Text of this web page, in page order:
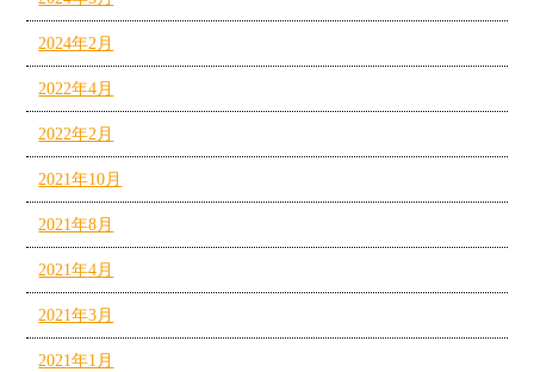
2024年2月
2022年4月
2022年2月
2021年10月
2021年8月
2021年4月
2021年3月
2021年1月